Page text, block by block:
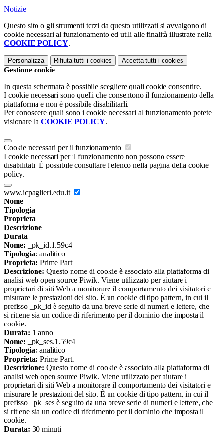
Notizie
Questo sito o gli strumenti terzi da questo utilizzati si avvalgono di
cookie necessari al funzionamento ed utili alle finalità illustrate nella
COOKIE POLICY.
Personalizza Rifiuta tutti i cookies Accetta tutti i cookies
Gestione cookie
In questa schermata è possibile scegliere quali cookie consentire.
I cookie necessari sono quelli che consentono il funzionamento della
piattaforma e non è possibile disabilitarli.
Per conoscere quali sono i cookie necessari al funzionamento potete
visionare la COOKIE POLICY.
Cookie necessari per il funzionamento
I cookie necessari per il funzionamento non possono essere
disabilitati. È possibile consultare l'elenco nella pagina della cookie
policy.
www.icpaglieri.edu.it
Nome
Tipologia
Proprieta
Descrizione
Durata
Nome: _pk_id.1.59c4
Tipologia: analitico
Proprieta: Prime Parti
Descrizione: Questo nome di cookie è associato alla piattaforma di
analisi web open source Piwik. Viene utilizzato per aiutare i
proprietari di siti Web a monitorare il comportamento dei visitatori e
misurare le prestazioni del sito. È un cookie di tipo pattern, in cui il
prefisso _pk_id è seguito da una breve serie di numeri e lettere, che
si ritiene sia un codice di riferimento per il dominio che imposta il
cookie.
Durata: 1 anno
Nome: _pk_ses.1.59c4
Tipologia: analitico
Proprieta: Prime Parti
Descrizione: Questo nome di cookie è associato alla piattaforma di
analisi web open source Piwik. Viene utilizzato per aiutare i
proprietari di siti Web a monitorare il comportamento dei visitatori e
misurare le prestazioni del sito. È un cookie di tipo pattern, in cui il
prefisso _pk_ses è seguito da una breve serie di numeri e lettere, che
si ritiene sia un codice di riferimento per il dominio che imposta il
cookie.
Durata: 30 minuti